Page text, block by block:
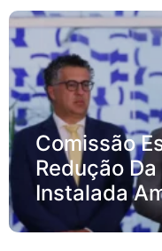
Comissão
Redução
Instalada